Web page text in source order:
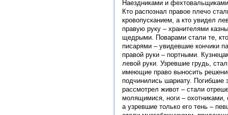
Наездниками и
Кто распознал правое плечо
кровопусканием, а кто увидел
правую руку – хранителями
щедрыми. Поварами стали те,
писарями – увидевшие кончики
правой руки – портными.
левой руки. Узревшие грудь,
имеющие право выносить
подчинились шариату. Погибшие
рассмотрел живот – стали
молящимися, ноги – охотниками,
а узревшие только его тень –